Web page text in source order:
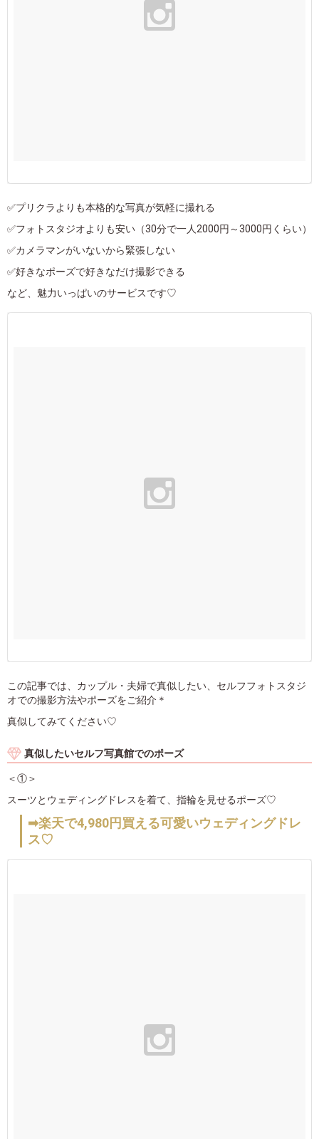
✅プリクラよりも本格的な写真が気軽に撮れる
✅フォトスタジオよりも安い（30分で一人2000円～3000円くらい）
✅カメラマンがいないから緊張しない
✅好きなポーズで好きなだけ撮影できる
など、魅力いっぱいのサービスです♡
この記事では、カップル・夫婦で真似したい、セルフフォトスタジ
オでの撮影方法やポーズをご紹介＊
真似してみてください♡
真似したいセルフ写真館でのポーズ
＜①＞
スーツとウェディングドレスを着て、指輪を見せるポーズ♡
➡楽天で4,980円買える可愛いウェディングドレ
ス♡